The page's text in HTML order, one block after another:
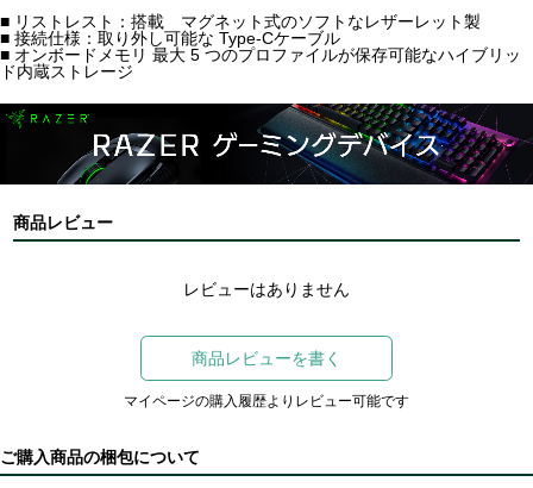
■ リストレスト：搭載 マグネット式のソフトなレザーレット製
■ 接続仕様：取り外し可能な Type-Cケーブル
■ オンボードメモリ 最大 5 つのプロファイルが保存可能なハイブリッ
ド内蔵ストレージ
商品レビュー
レビューはありません
商品レビューを書く
マイページの購入履歴よりレビュー可能です
ご購入商品の梱包について